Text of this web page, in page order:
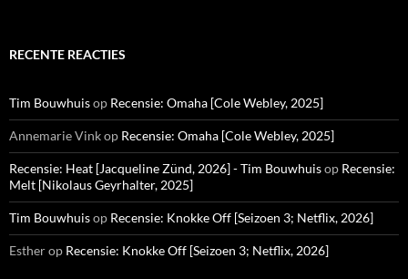
RECENTE REACTIES
Tim Bouwhuisop Recensie: Omaha [Cole Webley, 2025]
Annemarie Vinkop Recensie: Omaha [Cole Webley, 2025]
Recensie: Heat [Jacqueline Zünd, 2026] - Tim Bouwhuisop Recensie:
Melt [Nikolaus Geyrhalter, 2025]
Tim Bouwhuisop Recensie: Knokke Off [Seizoen 3; Netflix, 2026]
Estherop Recensie: Knokke Off [Seizoen 3; Netflix, 2026]